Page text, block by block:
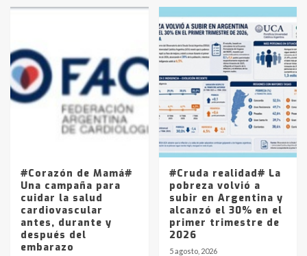
3
en la mañana del lunes
4
Accidente en Ruta 5: falleció un
joven de Trenque Lauquen
Los precios de los combustibles en
La Pampa, desde YPF hasta Axion
entre 857 a 1338 pesos
#Corazón de Mamá#
Una campaña para
cuidar la salud
cardiovascular
antes, durante y
después del
embarazo
#Cruda realidad# La
pobreza volvió a
subir en Argentina y
alcanzó el 30% en el
primer trimestre de
2026
5 agosto, 2026